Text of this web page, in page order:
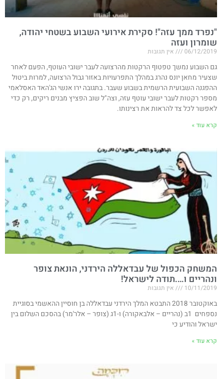
"נפרד ממך עזה"! סקירת אירועי השבוע בשטחי יהודה,
שומרון ועזה
06/12/2019 אין תגובות
גם השבוע נמשך טפטוף הרקטות מהרצועה לעבר ישובי העוטף, הפעם לאחר
שצעיר מחאן יונס נהרג במהלך התפרעויות באזור גבול הרצועה, למרות ביטול
ההפגנה השבועית הרשמית בשבוע שעבר. בתגובה ירו אנשי הג'האד האסלאמי
מספר רקטות לעבר ישובי עוטף עזה, וצה"ל שוב הפציץ מבנים ריקים, רק כדי
לאפשר לכל צד להראות את רצינותו.
קרא עוד »
המשחק הכפול של עבדאללה הירדני, הונאת צופר
ונהריים ו….תודה לישראל!​
10/11/2019 אין תגובות
באוקטובר 2018 התבטא המלך הירדני עבדאללה בן חוסיין ההאשמי בסוגיית
נספחים 1ב (נהריים – אלבאקורה) ו-1ג (צופר – אלר'מר) בהסכם השלום בין
ישראל והודיע כי
קרא עוד »